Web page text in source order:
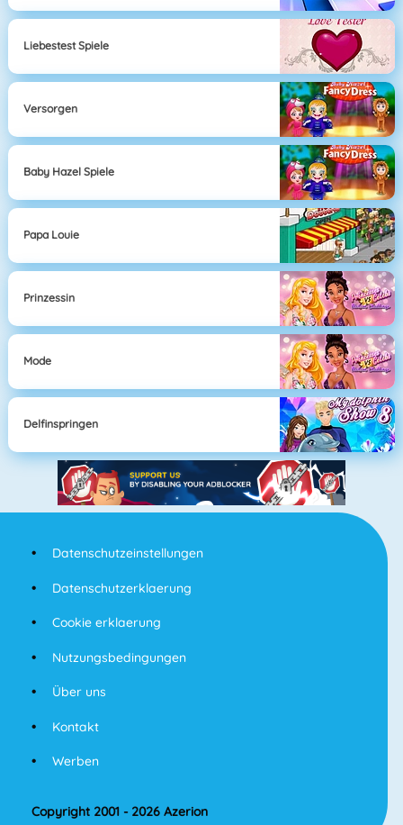
Liebestest Spiele
Versorgen
Baby Hazel Spiele
Papa Louie
Prinzessin
Mode
Delfinspringen
Datenschutzeinstellungen
Datenschutzerklaerung
Cookie erklaerung
Nutzungsbedingungen
Über uns
Kontakt
Werben
Copyright 2001 - 2026 Azerion